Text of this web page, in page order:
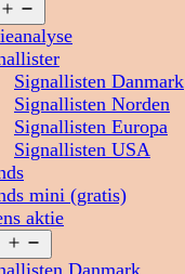
menu
Signallisten Danmark
Signallisten Norden
Signallisten Europa
Signallisten USA
mini (gratis)
aktie
menu